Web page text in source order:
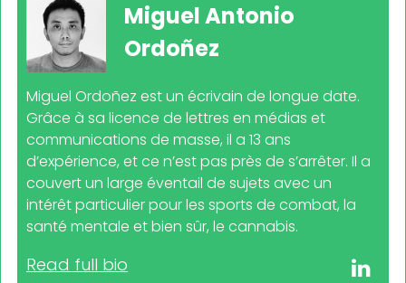
Miguel Antonio
Ordoñez
Miguel Ordoñez est un écrivain de longue date.
Grâce à sa licence de lettres en médias et
communications de masse, il a 13 ans
d’expérience, et ce n’est pas près de s’arrêter. Il a
couvert un large éventail de sujets avec un
intérêt particulier pour les sports de combat, la
santé mentale et bien sûr, le cannabis.
Read full bio